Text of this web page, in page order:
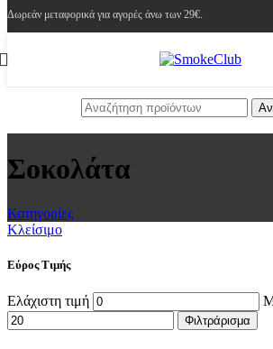
Δωρεάν μεταφορικά για αγορές άνω των 29€.
Σοκολάτα
Κατηγορίες
Κλείσιμο
Εύρος Τιμής
Ελάχιστη τιμή
Φιλτράρισμα